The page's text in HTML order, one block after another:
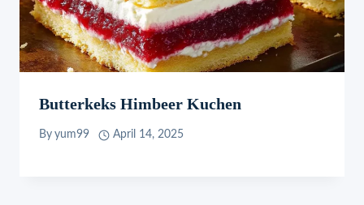
Butterkeks Himbeer Kuchen
By yum99 April 14, 2025